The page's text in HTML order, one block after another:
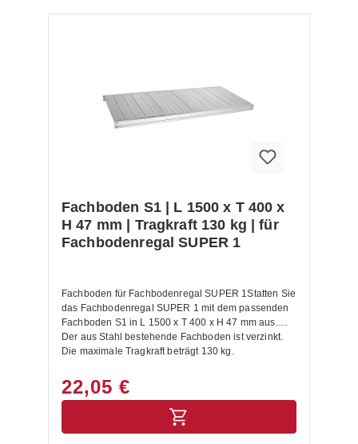
Fachboden S1 | L 1500 x T 400 x
H 47 mm | Tragkraft 130 kg | für
Fachbodenregal SUPER 1
Fachboden für Fachbodenregal SUPER 1Statten Sie
das Fachbodenregal SUPER 1 mit dem passenden
Fachboden S1 in L 1500 x T 400 x H 47 mm aus.
Der aus Stahl bestehende Fachboden ist verzinkt.
Die maximale Tragkraft beträgt 130 kg.
22,05 €